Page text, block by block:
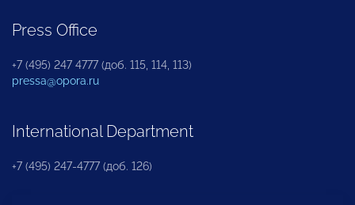
Press Office
+7 (495) 247 4777 (доб. 115, 114, 113)
pressa@opora.ru
International Department
+7 (495) 247-4777 (доб. 126)